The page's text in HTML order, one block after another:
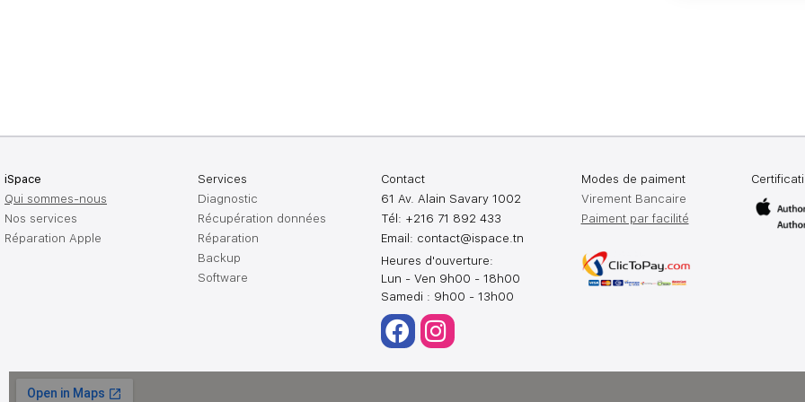
iSpace
Qui sommes-nous
Nos services
Réparation Apple
Services
Diagnostic
Récupération données
Réparation
Backup
Software
Contact
61 Av. Alain Savary 1002
Tél: +216 71 892 433
Email: contact@ispace.tn
Heures d'ouverture:
Lun - Ven 9h00 - 18h00
Samedi : 9h00 - 13h00
Modes de paiment
Virement Bancaire
Paiment par facilité